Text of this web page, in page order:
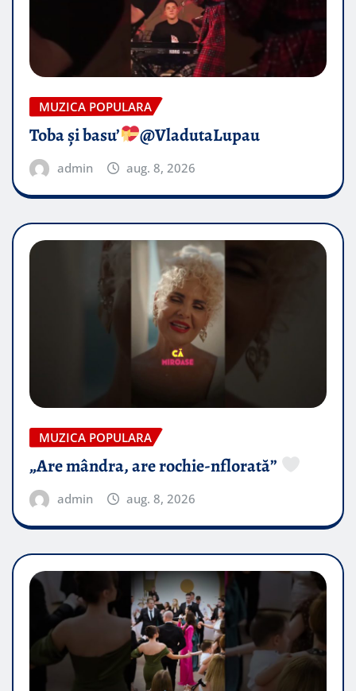
MUZICA POPULARA
Toba și basu’ @VladutaLupau
admin aug. 8, 2026
MUZICA POPULARA
„Are mândra, are rochie-nflorată”
admin aug. 8, 2026